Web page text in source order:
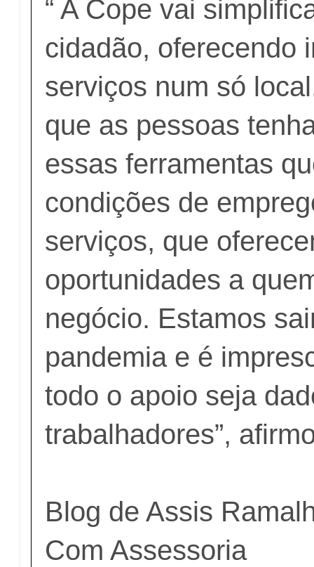
“ A Cope vai
cidadão, oferecendo
serviços num só
que as pessoas
essas ferramentas
condições de
serviços, que
oportunidades a
negócio. Estamos
pandemia e é
todo o apoio seja
trabalhadores”,
Blog de Assis
Com Assessoria